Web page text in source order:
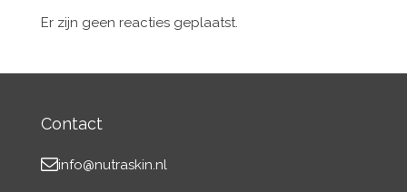
Er zijn geen reacties geplaatst.
Contact
info@nutraskin.nl